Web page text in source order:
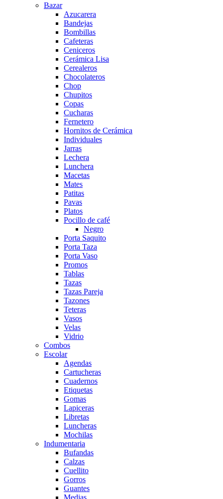
Bazar
Azucarera
Bandejas
Bombillas
Cafeteras
Ceniceros
Cerámica Lisa
Cerealeros
Chocolateros
Chop
Chupitos
Copas
Cucharas
Fernetero
Hornitos de Cerámica
Individuales
Jarras
Lechera
Lunchera
Macetas
Mates
Patitas
Pavas
Platos
Pocillo de café
Negro
Porta Saquito
Porta Taza
Porta Vaso
Promos
Tablas
Tazas
Tazas Pareja
Tazones
Teteras
Vasos
Velas
Vidrio
Combos
Escolar
Agendas
Cartucheras
Cuadernos
Etiquetas
Gomas
Lapiceras
Libretas
Luncheras
Mochilas
Indumentaria
Bufandas
Calzas
Cuellito
Gorros
Guantes
Medias